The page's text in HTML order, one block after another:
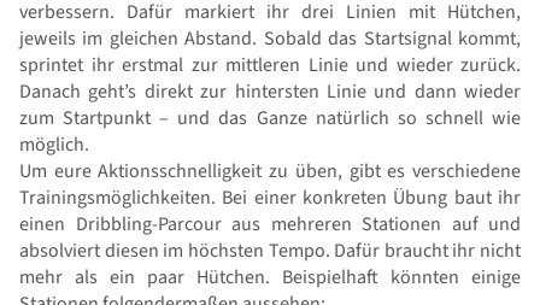
verbessern. Dafür markiert ihr drei Linien mit Hütchen,
jeweils im gleichen Abstand. Sobald das Startsignal kommt,
sprintet ihr erstmal zur mittleren Linie und wieder zurück.
Danach geht’s direkt zur hintersten Linie und dann wieder
zum Startpunkt – und das Ganze natürlich so schnell wie
möglich.
Um eure Aktionsschnelligkeit zu üben, gibt es verschiedene
Trainingsmöglichkeiten. Bei einer konkreten Übung baut ihr
einen Dribbling-Parcour aus mehreren Stationen auf und
absolviert diesen im höchsten Tempo. Dafür braucht ihr nicht
mehr als ein paar Hütchen. Beispielhaft könnten einige